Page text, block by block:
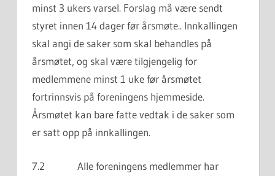
minst 3 ukers varsel. Forslag må være sendt
styret innen 14 dager før årsmøte.. Innkallingen
skal angi de saker som skal behandles på
årsmøtet, og skal være tilgjengelig for
medlemmene minst 1 uke før årsmøtet
fortrinnsvis på foreningens hjemmeside.
Årsmøtet kan bare fatte vedtak i de saker som
er satt opp på innkallingen.
7.2 Alle foreningens medlemmer har